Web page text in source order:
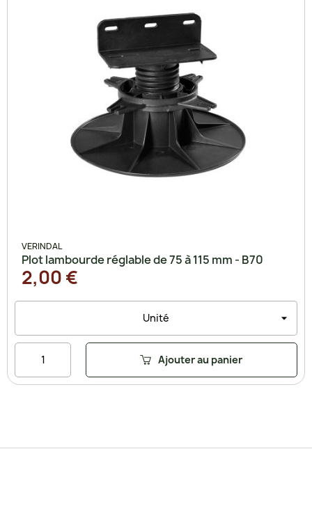
VERINDAL
Plot lambourde réglable de 75 à 115 mm - B70
2,00 €
Ajouter au panier